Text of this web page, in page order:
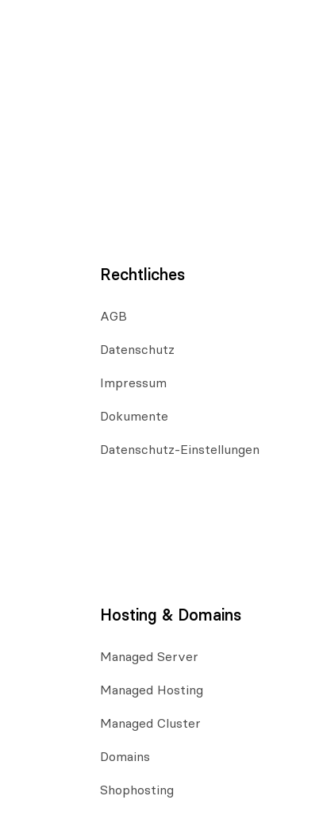
Rechtliches
AGB
Datenschutz
Impressum
Dokumente
Datenschutz-Einstellungen
Hosting & Domains
Managed Server
Managed Hosting
Managed Cluster
Domains
Shophosting